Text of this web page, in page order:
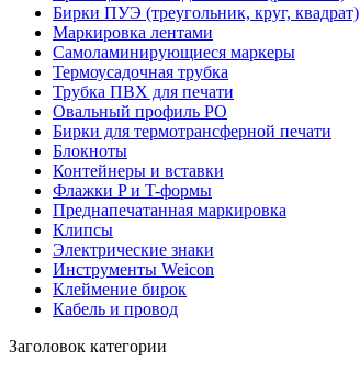
Бирки ПУЭ (треугольник, круг, квадрат)
Маркировка лентами
Самоламинирующиеся маркеры
Термоусадочная трубка
Трубка ПВХ для печати
Овальный профиль PO
Бирки для термотрансферной печати
Блокноты
Контейнеры и вставки
Флажки P и T-формы
Преднапечатанная маркировка
Клипсы
Электрические знаки
Инструменты Weicon
Клеймение бирок
Кабель и провод
Заголовок категории